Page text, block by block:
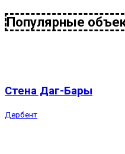
Популярные
Стена Даг-Бары
Дербент